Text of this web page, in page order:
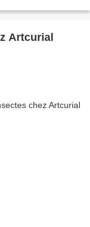
Artcurial